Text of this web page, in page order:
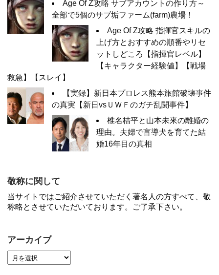
Age Of Z攻略 サブアカウントの作り方～
全部で5個のサブ垢ファーム(farm)農場！
Age Of Z攻略 指揮官スキルの
上げ方とおすすめの順番やリセ
ットしどころ【指揮官レベル】
【キャラクター経験値】【戦場
救急】【スレイ】
【実録】新日本プロレス熊本旅館破壊事件
の真実【新日vsＵＷＦのガチ乱闘事件】
椎名桔平と山本未來の離婚の
理由。夫婦で盲導犬を育てた結
婚16年目の真相
敬称に関して
当サイトではご紹介させていただく著名人の方すべて、敬
称略とさせていただいております。ご了承下さい。
アーカイブ